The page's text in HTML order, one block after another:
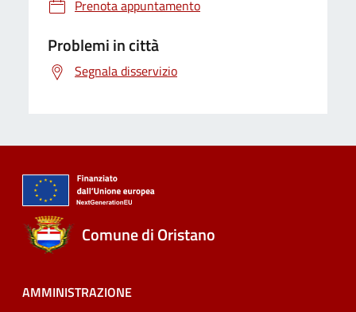
Prenota appuntamento
Problemi in città
Segnala disservizio
Comune di Oristano
AMMINISTRAZIONE